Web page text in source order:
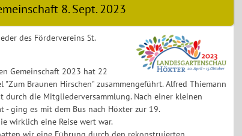
8. Sept. 2023
des Fördervereins St.
Gemeinschaft 2023 hat 22
Braunen Hirschen" zusammengeführt. Alfred Thiemann
durch die Mitgliederversammlung. Nach einer kleinen
- ging es mit dem Bus nach Höxter zur 19.
wirklich eine Reise wert war.